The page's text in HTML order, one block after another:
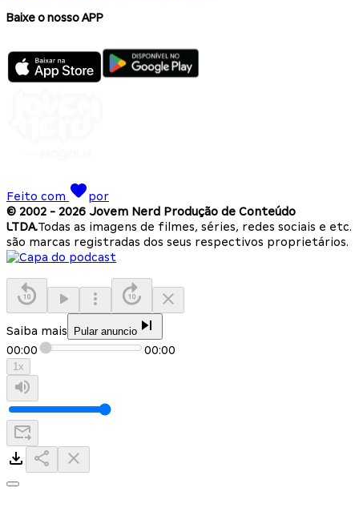
Baixe o nosso APP
Feito com
por
© 2002 - 2026 Jovem Nerd Produção de Conteúdo
LTDA.Todas as imagens de filmes, séries, redes sociais e etc.
são marcas registradas dos seus respectivos proprietários.
Saiba mais Pular anuncio
00:00 00:00
1x